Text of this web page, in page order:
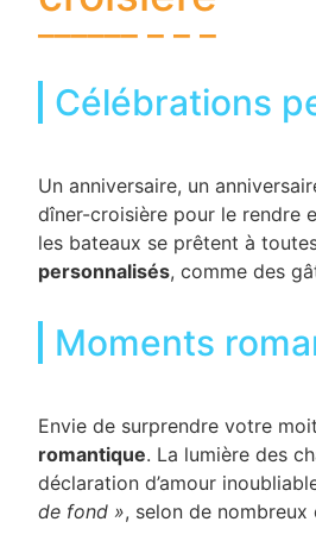
Célébrations
Un anniversaire, un
dîner-croisière pour le rendre
les bateaux se prêtent à
personnalisés, comme des
Moments
Envie de surprendre votre
romantique. La lumière des
déclaration d’amour
de fond », selon de nombreux